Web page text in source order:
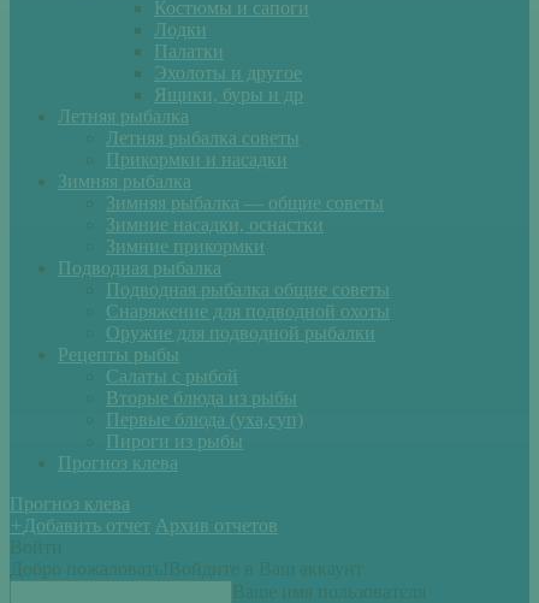
Костюмы и сапоги
Лодки
Палатки
Эхолоты и другое
Ящики, буры и др
Летняя рыбалка
Летняя рыбалка советы
Прикормки и насадки
Зимняя рыбалка
Зимняя рыбалка — общие советы
Зимние насадки, оснастки
Зимние прикормки
Подводная рыбалка
Подводная рыбалка общие советы
Снаряжение для подводной охоты
Оружие для подводной рыбалки
Рецепты рыбы
Салаты с рыбой
Вторые блюда из рыбы
Первые блюда (уха,суп)
Пироги из рыбы
Прогноз клева
Прогноз клева
+ Добавить отчет Архив отчетов
Войти
Добро пожаловать! Войдите в Ваш аккаунт
Ваше имя пользователя